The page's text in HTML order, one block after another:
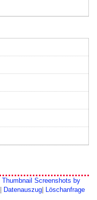
Thumbnail Screenshots by
Datenauszug Löschanfrage